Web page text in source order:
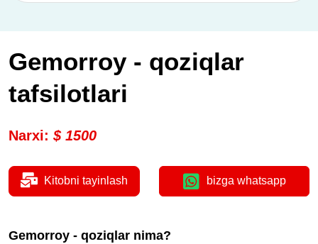
Gemorroy - qoziqlar
tafsilotlari
Gemorroy - qoziqlar nima?
Narxi: $ 1500
Kitobni tayinlash bizga whatsapp